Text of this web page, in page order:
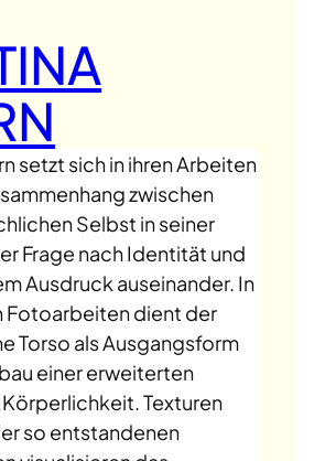
setzt sich in ihren Arbeiten
zwischen
Selbst in seiner
Frage nach Identität und
Ausdruck auseinander. In
Fotoarbeiten dient der
Torso als Ausgangsform
einer erweiterten
Texturen
so entstandenen